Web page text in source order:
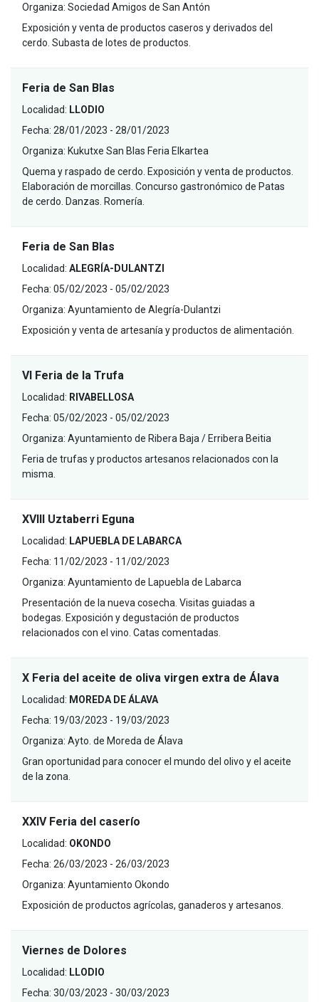
Organiza: Sociedad Amigos de San Antón
Exposición y venta de productos caseros y derivados del
cerdo. Subasta de lotes de productos.
Feria de San Blas
Localidad: LLODIO
Fecha: 28/01/2023 - 28/01/2023
Organiza: Kukutxe San Blas Feria Elkartea
Quema y raspado de cerdo. Exposición y venta de productos.
Elaboración de morcillas. Concurso gastronómico de Patas
de cerdo. Danzas. Romería.
Feria de San Blas
Localidad: ALEGRÍA-DULANTZI
Fecha: 05/02/2023 - 05/02/2023
Organiza: Ayuntamiento de Alegría-Dulantzi
Exposición y venta de artesanía y productos de alimentación.
VI Feria de la Trufa
Localidad: RIVABELLOSA
Fecha: 05/02/2023 - 05/02/2023
Organiza: Ayuntamiento de Ribera Baja / Erribera Beitia
Feria de trufas y productos artesanos relacionados con la
misma.
XVIII Uztaberri Eguna
Localidad: LAPUEBLA DE LABARCA
Fecha: 11/02/2023 - 11/02/2023
Organiza: Ayuntamiento de Lapuebla de Labarca
Presentación de la nueva cosecha. Visitas guiadas a
bodegas. Exposición y degustación de productos
relacionados con el vino. Catas comentadas.
X Feria del aceite de oliva virgen extra de Álava
Localidad: MOREDA DE ÁLAVA
Fecha: 19/03/2023 - 19/03/2023
Organiza: Ayto. de Moreda de Álava
Gran oportunidad para conocer el mundo del olivo y el aceite
de la zona.
XXIV Feria del caserío
Localidad: OKONDO
Fecha: 26/03/2023 - 26/03/2023
Organiza: Ayuntamiento Okondo
Exposición de productos agrícolas, ganaderos y artesanos.
Viernes de Dolores
Localidad: LLODIO
Fecha: 30/03/2023 - 30/03/2023